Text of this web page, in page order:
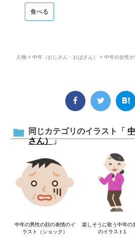
食べる
人物 >中年（おじさん・おばさん） > 中年の女性
同じカテゴリのイラスト「
さん）」
中年の男性の顔の表情のイ
ラスト（ショック）
楽しそうに歌う中年の
のイラスト1